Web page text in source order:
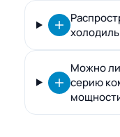
Можно
серию